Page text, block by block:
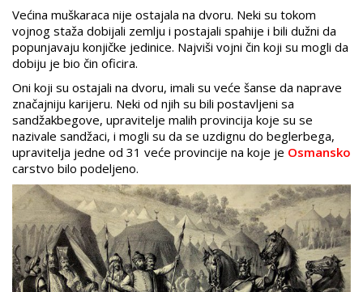
Većina muškaraca nije ostajala na dvoru. Neki su tokom
vojnog staža dobijali zemlju i postajali spahije i bili dužni da
popunjavaju konjičke jedinice. Najviši vojni čin koji su mogli da
dobiju je bio čin oficira.
Oni koji su ostajali na dvoru, imali su veće šanse da naprave
značajniju karijeru. Neki od njih su bili postavljeni sa
sandžakbegove, upravitelje malih provincija koje su se
nazivale sandžaci, i mogli su da se uzdignu do beglerbega,
upravitelja jedne od 31 veće provincije na koje je Osmansko
carstvo bilo podeljeno.